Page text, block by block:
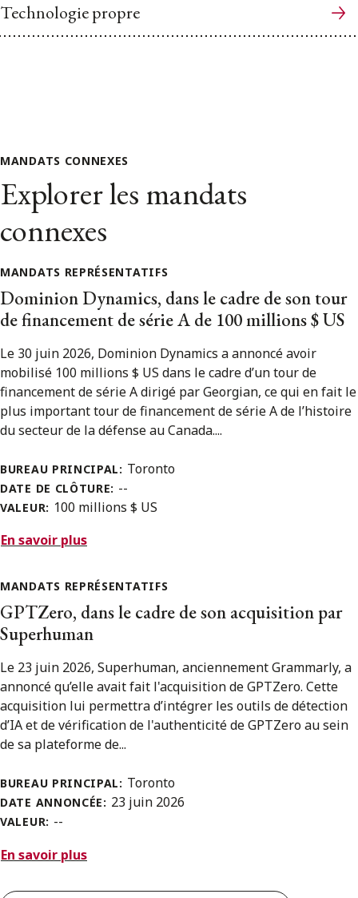
Technologie propre
MANDATS CONNEXES
Explorer les mandats
connexes
MANDATS REPRÉSENTATIFS
Dominion Dynamics, dans le cadre de son tour
de financement de série A de 100 millions $ US
Le 30 juin 2026, Dominion Dynamics a annoncé avoir
mobilisé 100 millions $ US dans le cadre d’un tour de
financement de série A dirigé par Georgian, ce qui en fait le
plus important tour de financement de série A de l’histoire
du secteur de la défense au Canada....
BUREAU PRINCIPAL: Toronto
DATE DE CLÔTURE: --
VALEUR: 100 millions $ US
En savoir plus
MANDATS REPRÉSENTATIFS
GPTZero, dans le cadre de son acquisition par
Superhuman
Le 23 juin 2026, Superhuman, anciennement Grammarly, a
annoncé qu’elle avait fait l'acquisition de GPTZero. Cette
acquisition lui permettra d’intégrer les outils de détection
d’IA et de vérification de l'authenticité de GPTZero au sein
de sa plateforme de...
BUREAU PRINCIPAL: Toronto
DATE ANNONCÉE: 23 juin 2026
VALEUR: --
En savoir plus